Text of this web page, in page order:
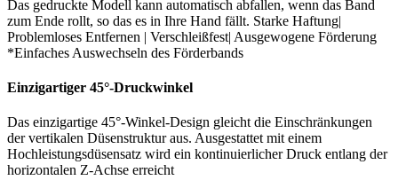
Das gedruckte Modell kann automatisch abfallen, wenn das Band
zum Ende rollt, so das es in Ihre Hand fällt. Starke Haftung|
Problemloses Entfernen | Verschleißfest| Ausgewogene Förderung
*Einfaches Auswechseln des Förderbands
Einzigartiger 45°-Druckwinkel
Das einzigartige 45°-Winkel-Design gleicht die Einschränkungen
der vertikalen Düsenstruktur aus. Ausgestattet mit einem
Hochleistungsdüsensatz wird ein kontinuierlicher Druck entlang der
horizontalen Z-Achse erreicht